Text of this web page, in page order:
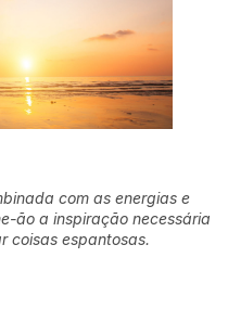
com as energias e
ão a inspiração necessária
coisas espantosas.